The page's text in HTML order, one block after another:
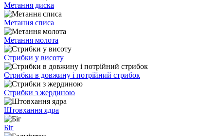
Метання диска
Метання списа
Метання молота
Стрибки у висоту
Стрибки в довжину і потрійний стрибок
Стрибки з жердиною
Штовхання ядра
Біг